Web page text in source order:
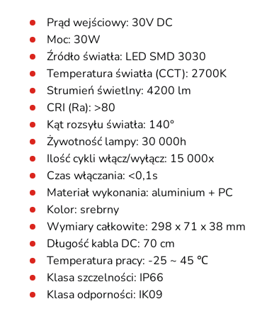
Prąd wejściowy: 30V DC
Moc: 30W
Źródło światła: LED SMD 3030
Temperatura światła (CCT): 2700K
Strumień świetlny: 4200 lm
CRI (Ra): >80
Kąt rozsyłu światła: 140°
Żywotność lampy: 30 000h
Ilość cykli włącz/wyłącz: 15 000x
Czas włączania: <0,1s
Materiał wykonania: aluminium + PC
Kolor: srebrny
Wymiary całkowite: 298 x 71 x 38 mm
Długość kabla DC: 70 cm
Temperatura pracy: -25 ~ 45 ℃
Klasa szczelności: IP66
Klasa odporności: IK09